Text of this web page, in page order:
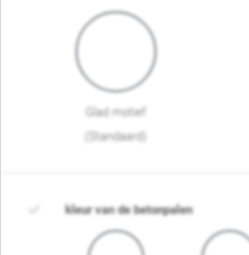
Glad motief
(Standaard)
kleur van de betonpalen